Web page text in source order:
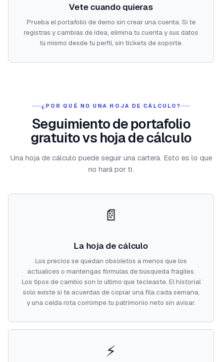
Vete cuando quieras
Prueba el portafolio de demo sin crear una cuenta. Si te
registras y cambias de idea, elimina tu cuenta y sus datos
tú mismo desde tu perfil, sin tickets de soporte.
¿POR QUÉ NO UNA HOJA DE CÁLCULO?
Seguimiento de portafolio
gratuito vs hoja de cálculo
Una hoja de cálculo puede seguir una cartera. Esto es lo que
no hará por ti.
📄
La hoja de cálculo
Los precios se quedan obsoletos a menos que los
actualices o mantengas fórmulas de búsqueda frágiles.
Los tipos de cambio son lo último que tecleaste. El historial
solo existe si te acuerdas de copiar una fila cada semana,
y una celda rota corrompe tu patrimonio neto sin avisar.
⚡